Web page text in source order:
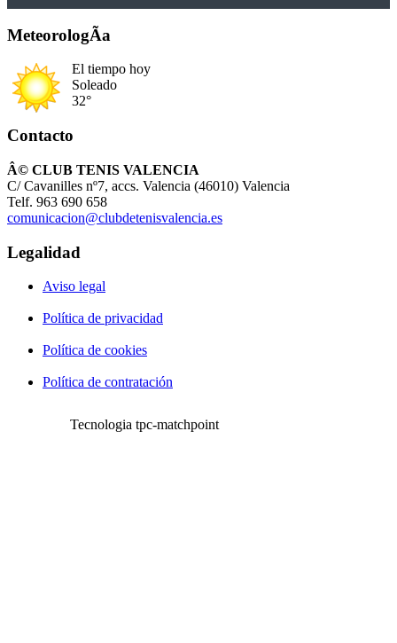
MeteorologÃ­a
El tiempo hoy
Soleado
32°
Contacto
Â© CLUB TENIS VALENCIA
C/ Cavanilles nº7, accs. Valencia (46010) Valencia
Telf. 963 690 658
comunicacion@clubdetenisvalencia.es
Legalidad
Aviso legal
Política de privacidad
Política de cookies
Política de contratación
Tecnologia tpc-matchpoint